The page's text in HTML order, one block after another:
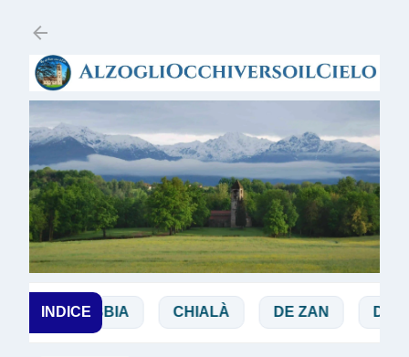
INDICE
BIBBIA CHIALÀ DE ZAN DOGLIO